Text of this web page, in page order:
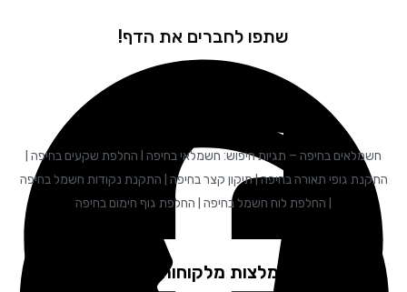
שתפו לחברים את הדף!
חשמלאים בחיפה – תגיות חיפוש: חשמלאי בחיפה I החלפת שקעים בחיפה |
גופי תאורה בחיפה | תיקון קצר בחיפה | התקנת נקודות חשמל בחיפה
| החלפת לוח חשמל בחיפה | החלפת גוף חימום בחיפה
המלצות מלקוחות שלנו